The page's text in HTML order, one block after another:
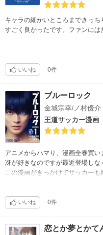
キャラの細かいところまできっち
すごく良かったです。ファンには
いいね 0件
ブルーロック
金城宗幸/ノ村優介
王道サッカー漫画
アニメからハマり、漫画全巻買い
冴が好きなのですが最近登場しな
この漫画がきっかけでサッカーも
いいね 0件
恋とか夢とかて